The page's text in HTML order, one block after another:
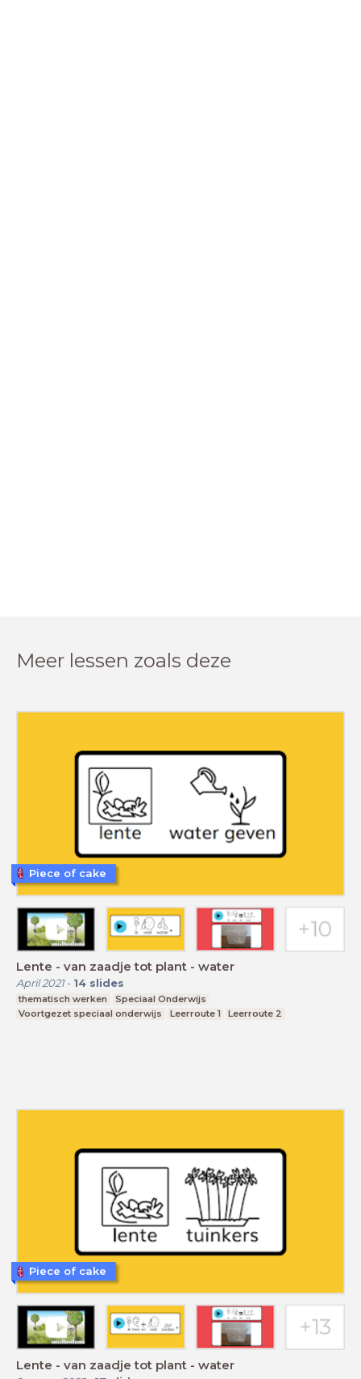
Meer lessen zoals deze
Lente - van zaadje tot plant - water
April 2021- 14 slides
thematisch werken
Speciaal Onderwijs
Voortgezet speciaal onderwijs
Leerroute 1 Leerroute 2
Piece of cake
Lente - van zaadje tot plant - water
Piece of cake